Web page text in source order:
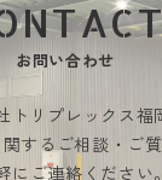
お問い合わせ
トリプレックス福
する ご相談・ご
にご連絡ください。